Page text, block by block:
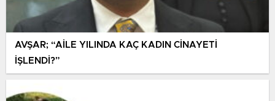
AVŞAR; “AİLE YILINDA KAÇ KADIN CİNAYETİ
İŞLENDİ?”